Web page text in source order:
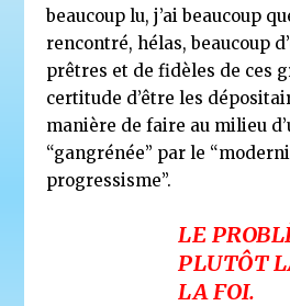
beaucoup lu, j’ai beaucoup
rencontré, hélas, beaucoup
prêtres et de fidèles de ces
certitude d’être les
manière de faire au milieu
“gangrénée” par le
progressisme”.
LE
PLUTÔT
LA FOI.